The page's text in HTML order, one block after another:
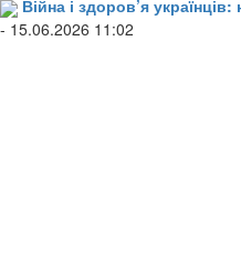
Війна і здоров’я
- 15.06.2026 11:02